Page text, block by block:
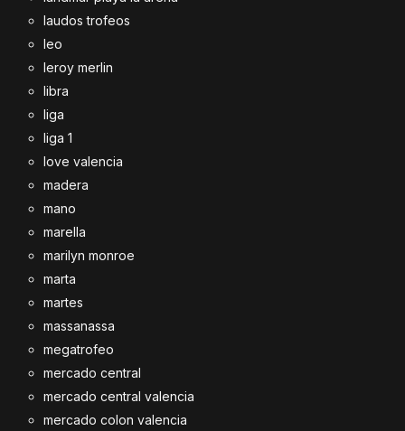
laudos trofeos
leo
leroy merlin
libra
liga
liga 1
love valencia
madera
mano
marella
marilyn monroe
marta
martes
massanassa
megatrofeo
mercado central
mercado central valencia
mercado colon valencia